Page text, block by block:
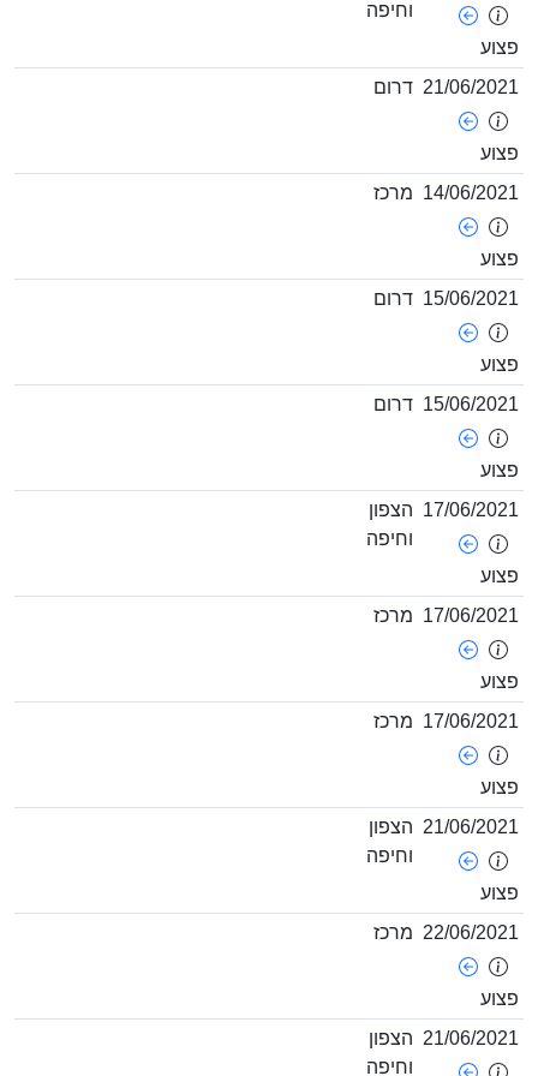
וחיפה
21/06/ דרום
14/06/ מרכז
15/06/ דרום
15/06/ דרום
17/06/ הצפון
וחיפה
17/06/ מרכז
17/06/ מרכז
21/06/ הצפון
וחיפה
22/06/ מרכז
21/06/ הצפון
וחיפה